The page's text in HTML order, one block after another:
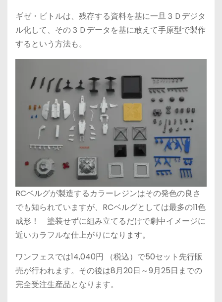
ギゼ・ビトルは、残存する資料を基に一旦３Ｄデジタ
ル化して、その３Ｄデータを基に敢えて手原型で製作
するという方法も。
RCベルグが製造するカラーレジンはその発色の良さ
でも知られていますが、RCベルグとしては最多の11色
成形！ 塗装せずに組み立てるだけで劇中イメージに
近いカラフルな仕上がりになります。
ワンフェスでは14,040円 （税込）で50セット先行販
売が行われます。その後は8月20日～9月25日までの
完全受注生産品となります。